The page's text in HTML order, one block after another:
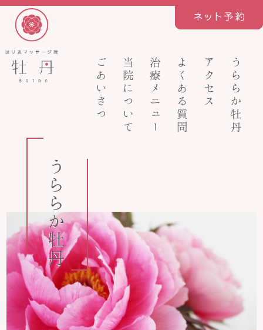
ごあいさつ 当院について 治療メニュー よくある質問 アクセス うららか牡丹
うららか牡丹